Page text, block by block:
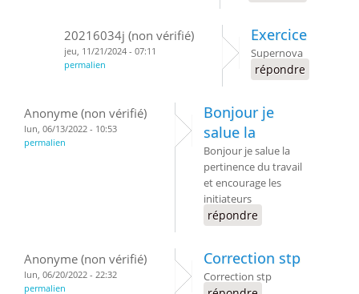
20216034j (non vérifié)
jeu, 11/21/2024 - 07:11
permalien
Exercice
Supernova
répondre
Anonyme (non vérifié)
lun, 06/13/2022 - 10:53
permalien
Bonjour je
salue la
Bonjour je salue la
pertinence du travail
et encourage les
initiateurs
répondre
Anonyme (non vérifié)
lun, 06/20/2022 - 22:32
permalien
Correction stp
Correction stp